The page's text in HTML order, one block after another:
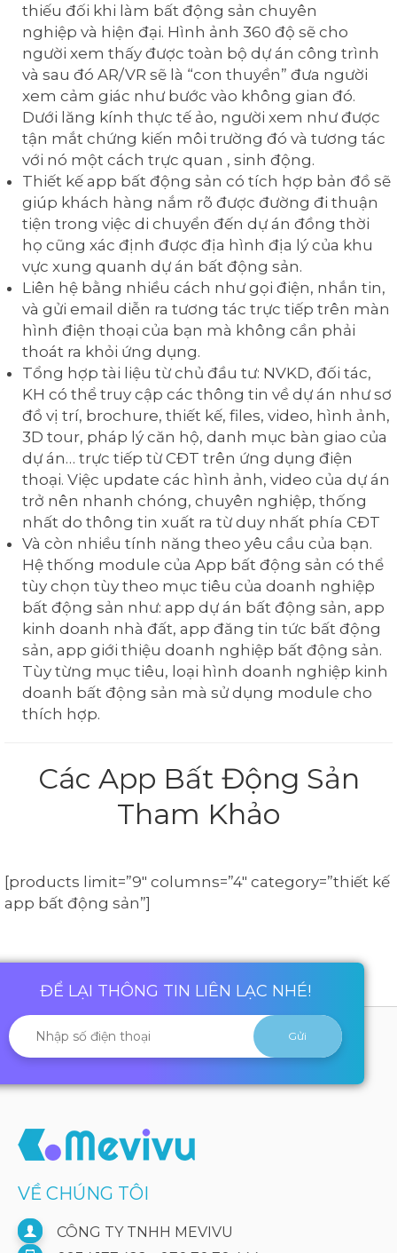
thiếu đối khi làm bất động sản chuyên
nghiệp và hiện đại. Hình ảnh 360 độ sẽ cho
người xem thấy được toàn bộ dự án công trình
và sau đó AR/VR sẽ là “con thuyền” đưa người
xem cảm giác như bước vào không gian đó.
Dưới lăng kính thực tế ảo, người xem như được
tận mắt chứng kiến môi trường đó và tương tác
với nó một cách trực quan , sinh động.
Thiết kế app bất động sản có tích hợp bản đồ sẽ
giúp khách hàng nắm rõ được đường đi thuận
tiện trong việc di chuyển đến dự án đồng thời
họ cũng xác định được địa hình địa lý của khu
vực xung quanh dự án bất động sản.
Liên hệ bằng nhiều cách như gọi điện, nhắn tin,
và gửi email diễn ra tương tác trực tiếp trên màn
hình điện thoại của bạn mà không cần phải
thoát ra khỏi ứng dụng.
Tổng hợp tài liệu từ chủ đầu tư: NVKD, đối tác,
KH có thể truy cập các thông tin về dự án như sơ
đồ vị trí, brochure, thiết kế, files, video, hình ảnh,
3D tour, pháp lý căn hộ, danh mục bàn giao của
dự án… trực tiếp từ CĐT trên ứng dụng điện
thoại. Việc update các hình ảnh, video của dự án
trở nên nhanh chóng, chuyên nghiệp, thống
nhất do thông tin xuất ra từ duy nhất phía CĐT
Và còn nhiều tính năng theo yêu cầu của bạn.
Hệ thống module của App bất động sản có thể
tùy chọn tùy theo mục tiêu của doanh nghiệp
bất động sản như: app dự án bất động sản, app
kinh doanh nhà đất, app đăng tin tức bất động
sản, app giới thiệu doanh nghiệp bất động sản.
Tùy từng mục tiêu, loại hình doanh nghiệp kinh
doanh bất động sản mà sử dụng module cho
thích hợp.
Các App Bất Động Sản
Tham Khảo
[products limit=”9″ columns=”4″ category=”thiết kế
app bất động sản”]
ĐỂ LẠI THÔNG TIN LIÊN LẠC NHÉ!
VỀ CHÚNG TÔI
CÔNG TY TNHH MEVIVU